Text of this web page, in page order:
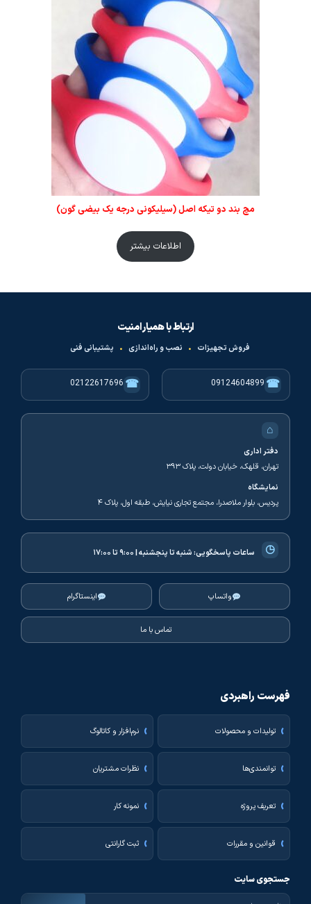
مچ بند دو تیکه اصل (سیلیکونی درجه یک بیضی گون)
اطلاعات بیشتر
ارتباط با همیار امنیت
فروش تجهیزات • نصب و راه‌اندازی • پشتیبانی فنی
☎
09124604899
☎
02122617696
⌂
دفتر اداری
تهران، قلهک، خیابان دولت، پلاک ۳۹۳
نمایشگاه
پردیس، بلوار ملاصدرا، مجتمع تجاری نیایش، طبقه اول، پلاک ۴
◷ ساعات پاسخگویی:شنبه تا پنجشنبه | ۹:۰۰ تا ۱۷:۰۰
واتساپ اینستاگرام
تماس با ما
فهرست راهبردی
تولیدات و محصولات نرم‌افزار و کاتالوگ
توانمندی‌ها نظرات مشتریان
تعریف پروژه نمونه کار
قوانین و مقررات ثبت گارانتی
جستجوی سایت